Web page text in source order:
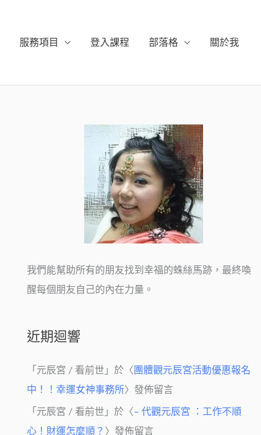
服務項目 登入課程 部落格 關於我
我們能幫助所有的朋友找到幸福的蛛絲馬跡，最終喚
醒每個朋友自己的內在力量。
近期迴響
「 元辰宮 / 看前世 」於〈 團體觀元辰宮活動優惠報名
中！！幸運女神事務所〉發佈留言
「 元辰宮 / 看前世 」於〈– 代觀元辰宮 ：工作不順
心！財運怎麼順？ 〉發佈留言